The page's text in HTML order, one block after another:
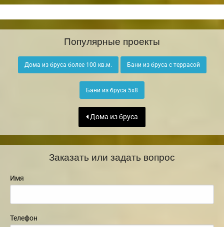
Популярные проекты
Дома из бруса более 100 кв.м. Бани из бруса с террасой
Бани из бруса 5х8
Дома из бруса
Заказать или задать вопрос
Имя
Телефон